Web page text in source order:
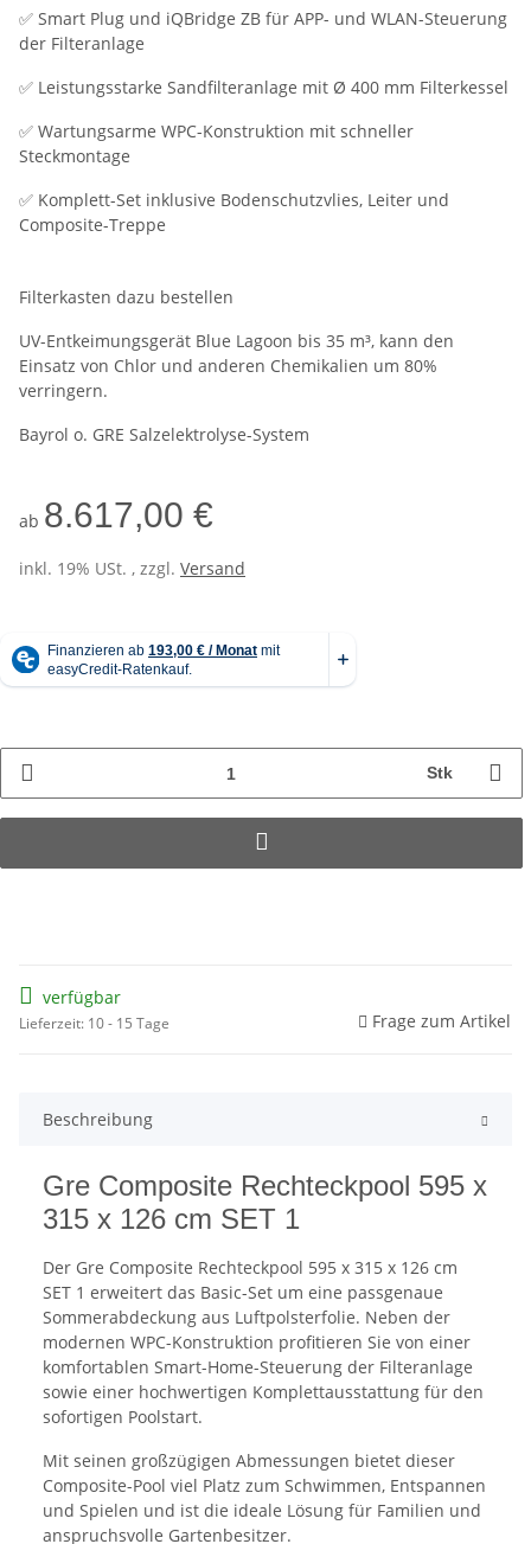
✅ Smart Plug und iQBridge ZB für APP- und WLAN-Steuerung
der Filteranlage
✅ Leistungsstarke Sandfilteranlage mit Ø 400 mm Filterkessel
✅ Wartungsarme WPC-Konstruktion mit schneller
Steckmontage
✅ Komplett-Set inklusive Bodenschutzvlies, Leiter und
Composite-Treppe
Filterkasten dazu bestellen
UV-Entkeimungsgerät Blue Lagoon bis 35 m³, kann den
Einsatz von Chlor und anderen Chemikalien um 80%
verringern.
Bayrol o. GRE Salzelektrolyse-System
ab 8.617,00 €
inkl. 19% USt. , zzgl. Versand
Stk
verfügbar
Lieferzeit: 10 - 15 Tage Frage zum Artikel
Beschreibung
Gre Composite Rechteckpool 595 x
315 x 126 cm SET 1
Der Gre Composite Rechteckpool 595 x 315 x 126 cm
SET 1 erweitert das Basic-Set um eine passgenaue
Sommerabdeckung aus Luftpolsterfolie. Neben der
modernen WPC-Konstruktion profitieren Sie von einer
komfortablen Smart-Home-Steuerung der Filteranlage
sowie einer hochwertigen Komplettausstattung für den
sofortigen Poolstart.
Mit seinen großzügigen Abmessungen bietet dieser
Composite-Pool viel Platz zum Schwimmen, Entspannen
und Spielen und ist die ideale Lösung für Familien und
anspruchsvolle Gartenbesitzer.